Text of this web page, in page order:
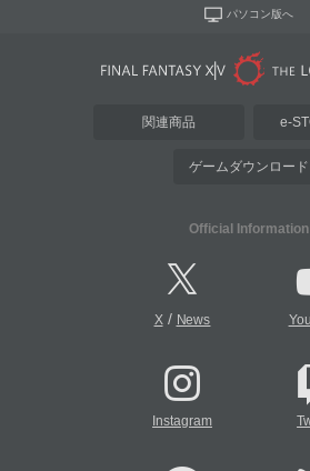
パソコン版へ
関連商品 e-
ゲームダウンロード
Official Information
X/ News
Instagram